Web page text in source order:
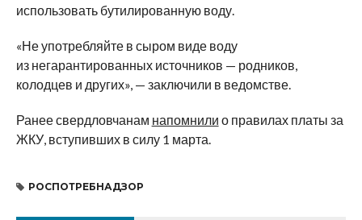
использовать бутилированную воду.
«Не употребляйте в сыром виде воду
из негарантированных источников — родников,
колодцев и других», — заключили в ведомстве.
Ранее свердловчанам напомнили о правилах платы за
ЖКУ, вступивших в силу 1 марта.
РОСПОТРЕБНАДЗОР